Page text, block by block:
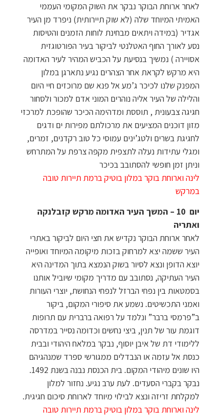
לאחר ארוחת הבוקר נבקר את השוק המקומי העממי
האמיתי המיוחד שלה (לא שוק תיירותית) ניפרד מן העיר
אגדיר (במידה ויתאים מבחינת לוחות הזמנים והטיסות
נסע לאורך החוף האטלנטי לביקור בעיר הפורטוגזית
אסויירה ) נמשיך בנסיעת על הכביש המהיר לעיר האדומה
היא מרקש לקראת אחר הצהרים נגיע נתארגן במלון
המפנק שלנו לכיכר ג’מע אל פנא שם מרוכזים חיי היום
והלילה של העיר אליה נוהרים המוני אדם למכור ולסחור
חגיגה צבעונית , תוססת ומדהימה הכיכר שהופכת למרכזי
מזון דוכנים המציעים את מרכולתם מפירות ים ודגים
לחגיגת בשרים ולטג’ינים עמוסי כל טוב רקדנים, זמרים,
ומגלי עתידות נעלה לתצפית מקפה צרפת על המתרחש
וניתן זמן חופשי להסתובב בכיכר
לינה וארוחת בוקר במלון בוטיק ברמת תיירות טובה
במרקש
יום 10
– המשך העיר האדומה מרקש קזבלנקה
ואתריה
לאחר ארוחת הבוקר נקדיש את חצי היום לביקור באתרי
העיר ששמה יצא למרחוק בזכות מיקומה המיוחד ואופייה
יוצא הדופן ונצא לסיור בשוק הנמצא בתוך המדינה היא
העיר העתיקה, נסתובב עם מדריך מקומי שיוביל אותנו
בסמטאות בין נפחי הברזל לנפחי הנחושת, יוצרי העורות
ואמני התכשיטים. נשמע את סיפורי המקום, ביקור
ב”פרמסי ברבר” ונלמד על רפואה ברברית עם תרופות
דוגמת עור של תנין, ביצי נחשים וכדומה נסייר במדרסה
ללימודי דת של איבן יוסוף, נבקר במלאח היהודי ובבית
כנסת אל עזמה או הנבדלים ממגורשי ספרד שמנהגיהם
היו שונים מיהודי המקום. בית הכנסת נבנה בשנת 1492.
נבקר בקברי הסעדים. לעת ערב נגיע. נחזור למלון
למקלחת זריזה ונצא לבילוי מיוחד לארוחת סיכום חגיגית.
לינה וארוחת בוקר במלון בוטיק ברמת תיירות טובה